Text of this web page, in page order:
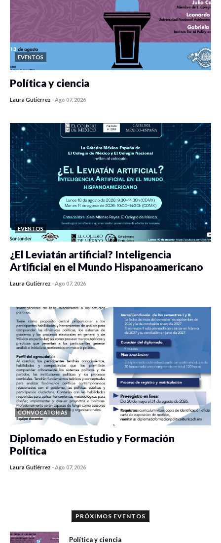
EVENTOS
Política y ciencia
Laura Gutiérrez -Ago 07, 2026
EVENTOS
¿El Leviatán artificial? Inteligencia
Artificial en el Mundo Hispanoamericano
Laura Gutiérrez -Ago 07, 2026
CONVOCATORIAS
Diplomado en Estudio y Formación
Política
Laura Gutiérrez -Ago 07, 2026
PRÓXIMOS EVENTOS
Política y ciencia